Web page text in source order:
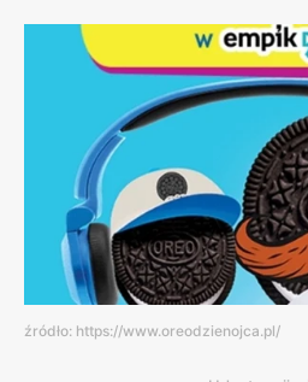
źródło: https://www.oreodzienojca.pl/